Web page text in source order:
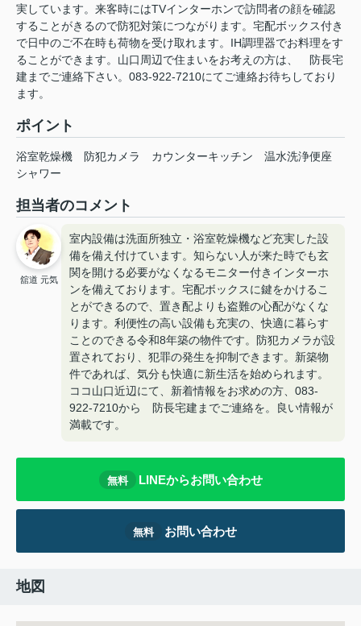
実しています。来客時にはTVインターホンで訪問者の顔を確認
することがきるので防犯対策につながります。宅配ボックス付き
で日中のご不在時も荷物を受け取れます。IH調理器でお料理をす
ることができます。山口周辺で住まいをお考えの方は、 防長宅
建までご連絡下さい。083-922-7210にてご連絡お待ちしており
ます。
ポイント
浴室乾燥機 防犯カメラ カウンターキッチン
温水洗浄便座
シャワー
担当者のコメント
舘道 元気
室内設備は洗面所独立・浴室乾燥機など充実した設
備を備え付けています。知らない人が来た時でも玄
関を開ける必要がなくなるモニター付きインターホ
ンを備えております。宅配ボックスに鍵をかけるこ
とができるので、置き配よりも盗難の心配がなくな
ります。利便性の高い設備も充実の、快適に暮らす
ことのできる令和8年築の物件です。防犯カメラが設
置されており、犯罪の発生を抑制できます。新築物
件であれば、気分も快適に新生活を始められます。
ココ山口近辺にて、新着情報をお求めの方、083-
922-7210から 防長宅建までご連絡を。良い情報が
満載です。
無料 LINEからお問い合わせ
無料 お問い合わせ
地図